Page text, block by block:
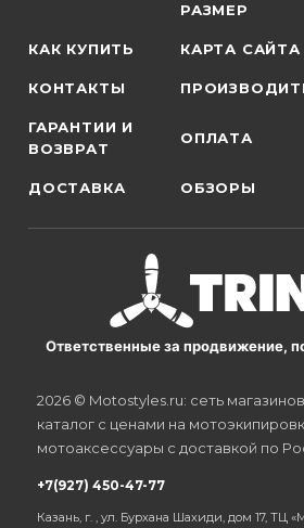
РАЗМЕР
КАК КУПИТЬ КАРТА САЙТА
КОНТАКТЫ
ГАРАНТИИ И
ВОЗВРАТ
ОПЛАТА
ДОСТАВКА ОБЗОРЫ
Ответственные за продвижение,
2026 © Motostyles.ru: сеть
каталог с ценами на
мотоаксессуары с доставкой по
+7(927) 450-47-77
Казань, г. , ул. Бурхана Шахиди, дом 17, ТЦ